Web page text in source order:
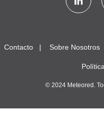
Contacto Sobre Nosotros
© 2024 Meteored.